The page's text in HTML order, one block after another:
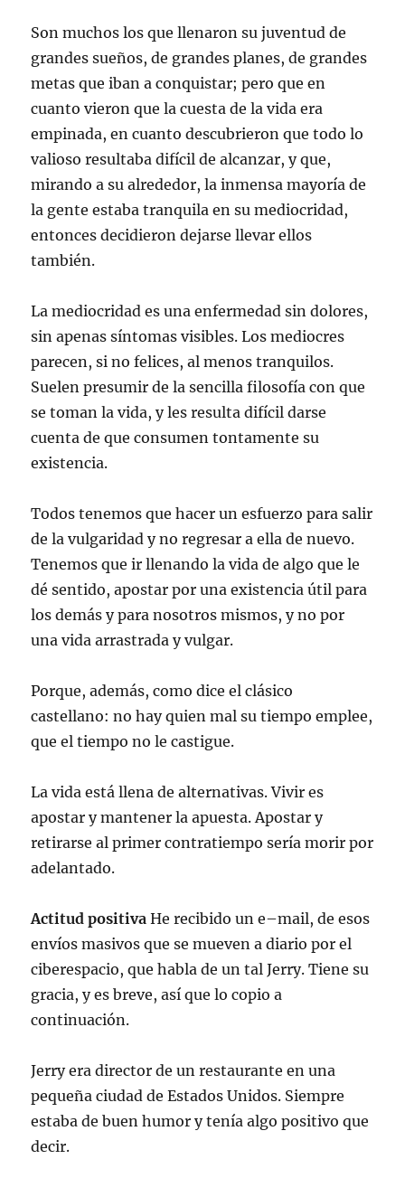
Son muchos los que llenaron su juventud de
grandes sueños, de grandes planes, de grandes
metas que iban a conquistar; pero que en
cuanto vieron que la cuesta de la vida era
empinada, en cuanto descubrieron que todo lo
valioso resultaba difícil de alcanzar, y que,
mirando a su alrededor, la inmensa mayoría de
la gente estaba tranquila en su mediocridad,
entonces decidieron dejarse llevar ellos
también.
La mediocridad es una enfermedad sin dolores,
sin apenas síntomas visibles. Los mediocres
parecen, si no felices, al menos tranquilos.
Suelen presumir de la sencilla filosofía con que
se toman la vida, y les resulta difícil darse
cuenta de que consumen tontamente su
existencia.
Todos tenemos que hacer un esfuerzo para salir
de la vulgaridad y no regresar a ella de nuevo.
Tenemos que ir llenando la vida de algo que le
dé sentido, apostar por una existencia útil para
los demás y para nosotros mismos, y no por
una vida arrastrada y vulgar.
Porque, además, como dice el clásico
castellano: no hay quien mal su tiempo emplee,
que el tiempo no le castigue.
La vida está llena de alternativas. Vivir es
apostar y mantener la apuesta. Apostar y
retirarse al primer contratiempo sería morir por
adelantado.
Actitud positiva He recibido un e–mail, de esos
envíos masivos que se mueven a diario por el
ciberespacio, que habla de un tal Jerry. Tiene su
gracia, y es breve, así que lo copio a
continuación.
Jerry era director de un restaurante en una
pequeña ciudad de Estados Unidos. Siempre
estaba de buen humor y tenía algo positivo que
decir.